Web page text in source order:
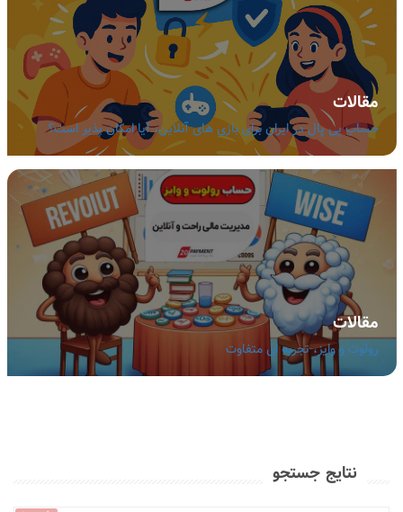
مقالات
حساب پی پال در ایران برای بازی های آنلاین، آیا امکان پذیر است؟
مقالات
رولوت و وایز، تجربه ای متفاوت
نتایج جستجو